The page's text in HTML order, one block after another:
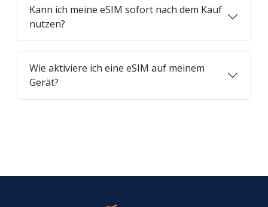
Kann ich meine eSIM sofort nach dem Kauf
nutzen?
Wie aktiviere ich eine eSIM auf meinem
Gerät?